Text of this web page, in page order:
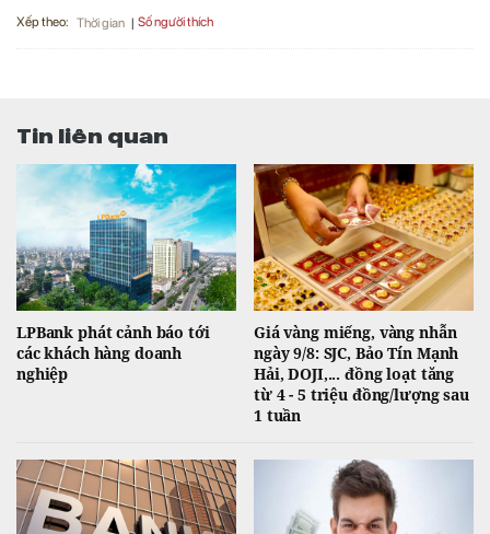
Xếp theo: Thời gian Số người thích
Tin liên quan
LPBank phát cảnh báo tới
các khách hàng doanh
nghiệp
Giá vàng miếng, vàng nhẫn
ngày 9/8: SJC, Bảo Tín Mạnh
Hải, DOJI,... đồng loạt tăng
từ 4 - 5 triệu đồng/lượng sau
1 tuần